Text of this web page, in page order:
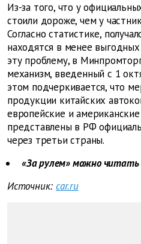
Из-за того, что у
стоили дороже, чем у
Согласно статистике,
находятся в менее
эту проблему, в
механизм, введенный с 1
этом подчеркивается, что
продукции китайских
европейские и
представлены в РФ
через третьи страны.
«За рулем» можно читать
Источник: car.ru